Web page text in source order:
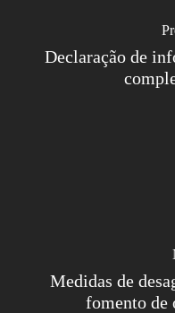
Declaração de
Medidas de
fomento de